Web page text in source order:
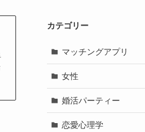
カテゴリー
マッチングアプリ
女性
婚活パーティー
恋愛心理学